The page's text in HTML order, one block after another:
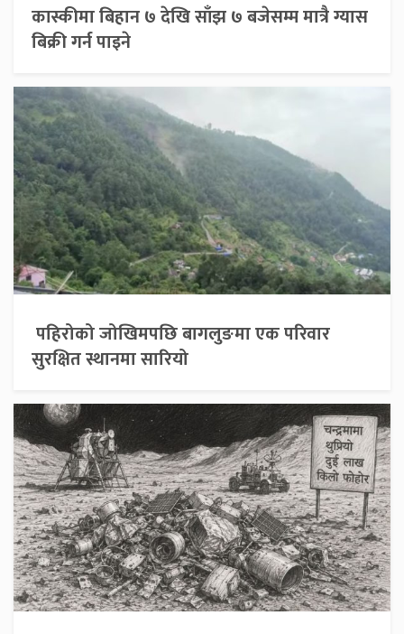
कास्कीमा बिहान ७ देखि साँझ ७ बजेसम्म मात्रै ग्यास
बिक्री गर्न पाइने
पहिरोको जोखिमपछि बागलुङमा एक परिवार
सुरक्षित स्थानमा सारियो